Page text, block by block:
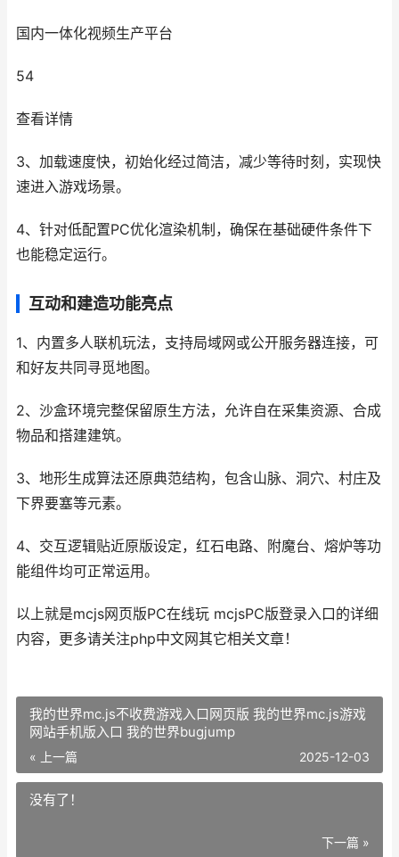
国内⼀体化视频⽣产平台
54
查看详情
3、加载速度快，初始化经过简洁，减少等待时刻，实现快
速进入游戏场景。
4、针对低配置PC优化渲染机制，确保在基础硬件条件下
也能稳定运行。
互动和建造功能亮点
1、内置多人联机玩法，支持局域网或公开服务器连接，可
和好友共同寻觅地图。
2、沙盒环境完整保留原生方法，允许自在采集资源、合成
物品和搭建建筑。
3、地形生成算法还原典范结构，包含山脉、洞穴、村庄及
下界要塞等元素。
4、交互逻辑贴近原版设定，红石电路、附魔台、熔炉等功
能组件均可正常运用。
以上就是mcjs网页版PC在线玩 mcjsPC版登录入口的详细
内容，更多请关注php中文网其它相关文章！
我的世界mc.js不收费游戏入口网页版 我的世界mc.js游戏
网站手机版入口 我的世界bugjump
« 上一篇 2025-12-03
没有了！
下一篇 »